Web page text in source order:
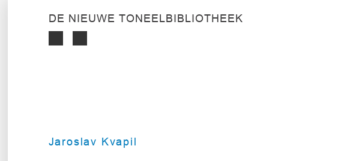
DE NIEUWE TONEELBIBLIOTHEEK
Jaroslav Kvapil